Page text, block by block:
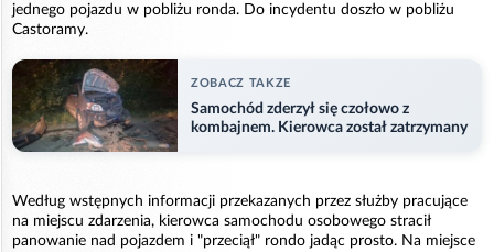
jednego pojazdu w pobliżu ronda. Do incydentu doszło w pobliżu
Castoramy.
ZOBACZ TAKZE
Samochód zderzył się czołowo z
kombajnem. Kierowca został zatrzymany
Według wstępnych informacji przekazanych przez służby pracujące
na miejscu zdarzenia, kierowca samochodu osobowego stracił
panowanie nad pojazdem i "przeciął" rondo jadąc prosto. Na miejsce